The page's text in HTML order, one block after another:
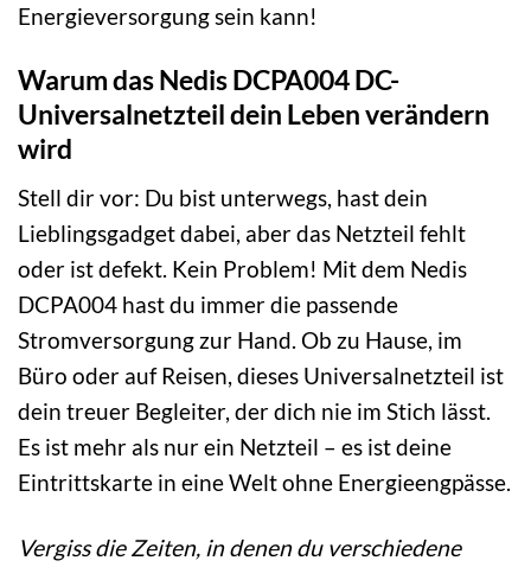
Energieversorgung sein kann!
Warum das Nedis DCPA004 DC-
Universalnetzteil dein Leben verändern
wird
Stell dir vor: Du bist unterwegs, hast dein
Lieblingsgadget dabei, aber das Netzteil fehlt
oder ist defekt. Kein Problem! Mit dem Nedis
DCPA004 hast du immer die passende
Stromversorgung zur Hand. Ob zu Hause, im
Büro oder auf Reisen, dieses Universalnetzteil ist
dein treuer Begleiter, der dich nie im Stich lässt.
Es ist mehr als nur ein Netzteil – es ist deine
Eintrittskarte in eine Welt ohne Energieengpässe.
Vergiss die Zeiten, in denen du verschiedene